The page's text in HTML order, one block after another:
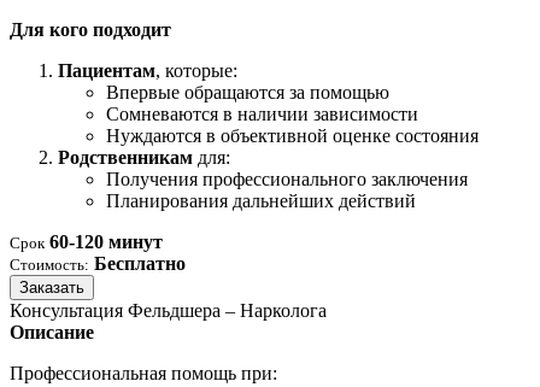
Для кого подходит
Пациентам, которые:
Впервые обращаются за помощью
Сомневаются в наличии зависимости
Нуждаются в объективной оценке состояния
Родственникам для:
Получения профессионального заключения
Планирования дальнейших действий
Срок 60-120 минут
Стоимость: Бесплатно
Заказать
Консультация Фельдшера – Нарколога
Описание
Профессиональная помощь при: